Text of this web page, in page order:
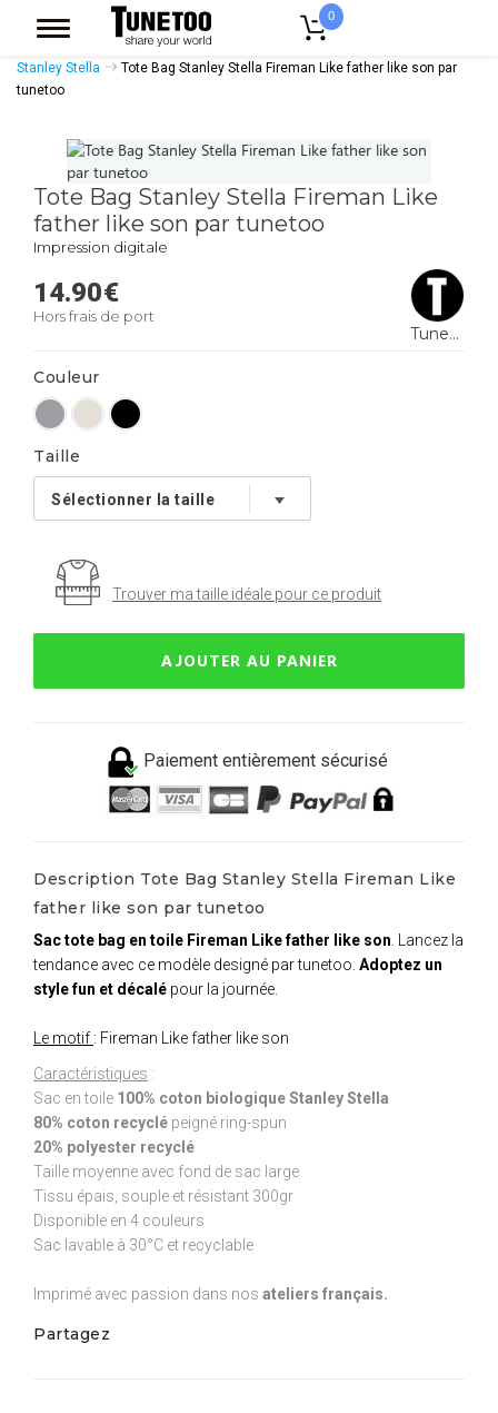
0
Accessoires Casquettes Tote Bags
Stanley Stella
Tote Bag Stanley Stella Fireman Like father like son par
tunetoo
Tote Bag Stanley Stella Fireman Like
father like son par tunetoo
Impression digitale
14.90€
Hors frais de port
Tunetoo
Couleur
Taille
Trouver ma taille idéale pour ce produit
AJOUTER AU PANIER
Paiement entièrement sécurisé
Description Tote Bag Stanley Stella Fireman Like
father like son par tunetoo
Sac tote bag en toile Fireman Like father like son. Lancez la
tendance avec ce modèle designé par tunetoo. Adoptez un
style fun et décalé pour la journée.
Le motif : Fireman Like father like son
Caractéristiques :
Sac en toile 100% coton biologique Stanley Stella
80% coton recyclé peigné ring-spun
20% polyester recyclé
Taille moyenne avec fond de sac large
Tissu épais, souple et résistant 300gr
Disponible en 4 couleurs
Sac lavable à 30°C et recyclable
Imprimé avec passion dans nos ateliers français.
Partagez